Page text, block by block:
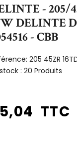
- 205/
DELINTE
- CBB
205 45ZR
: 20 Produits
TTC